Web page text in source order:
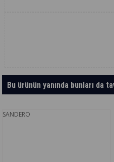
Bu ürünün yanında bunları da
SANDERO